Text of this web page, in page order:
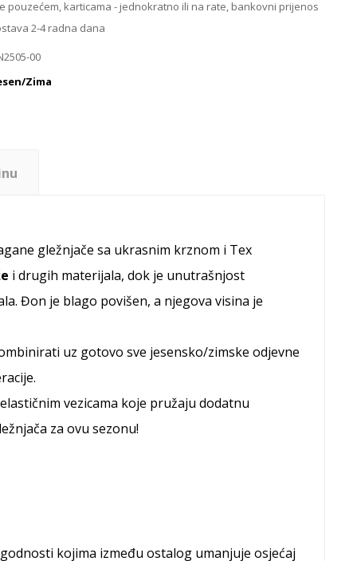
pouzećem, karticama - jednokratno ili na rate, bankovni prijenos
2-4 radna dana
00
Zima
gležnjače sa ukrasnim krznom i Tex
i drugih materijala, dok je unutrašnjost
Đon je blago povišen, a njegova visina je
uz gotovo sve jesensko/zimske odjevne
vezicama koje pružaju dodatnu
za ovu sezonu!
kojima između ostalog umanjuje osjećaj